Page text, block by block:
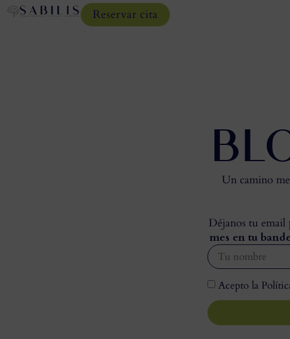
Reservar cita
Un camino
Déjanos tu email
mes en tu
Acepto la